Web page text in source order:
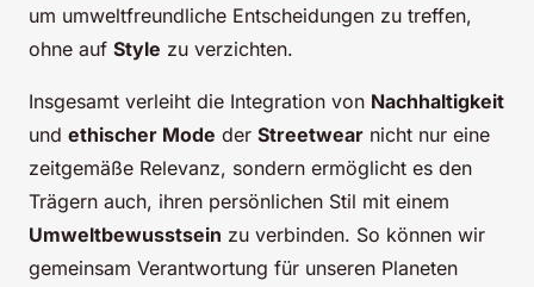
um umweltfreundliche Entscheidungen zu treffen,
ohne auf Style zu verzichten.
Insgesamt verleiht die Integration von Nachhaltigkeit
und ethischer Mode der Streetwear nicht nur eine
zeitgemäße Relevanz, sondern ermöglicht es den
Trägern auch, ihren persönlichen Stil mit einem
Umweltbewusstsein zu verbinden. So können wir
gemeinsam Verantwortung für unseren Planeten